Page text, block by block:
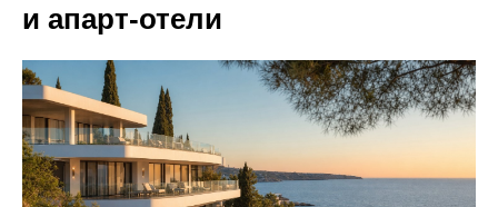
и апарт-отели